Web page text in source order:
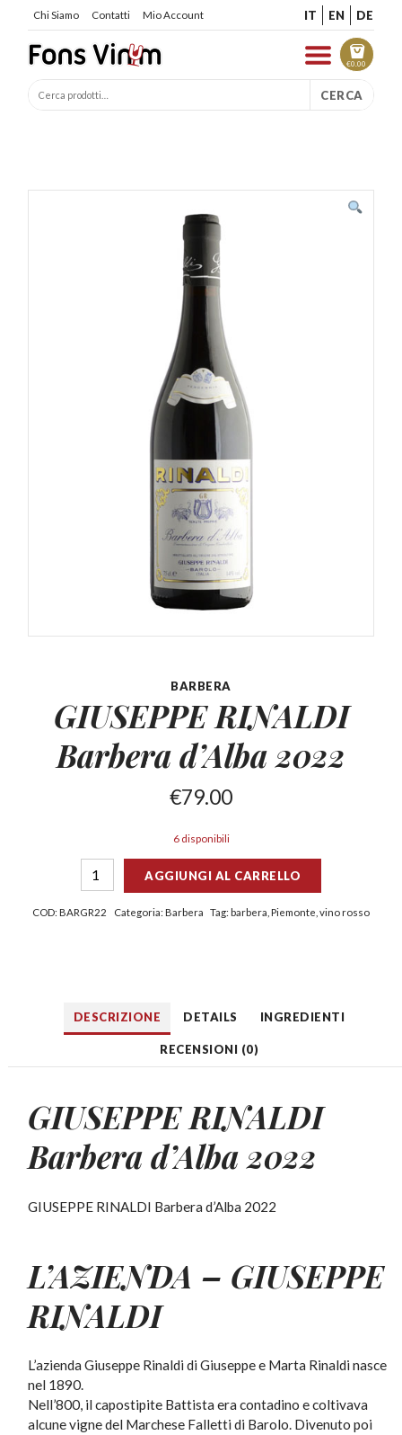
Chi Siamo Contatti Mio Account IT EN DE
€0.00
CERCA
BARBERA
GIUSEPPE RINALDI
Barberad’Alba 2022
€79.00
6 disponibili
AGGIUNGI AL CARRELLO
COD: BARGR22 Categoria: Barbera Tag: barbera Piemonte vino rosso
DESCRIZIONE DETAILS INGREDIENTI
RECENSIONI (0)
GIUSEPPE RINALDI
Barbera d’Alba 2022
GIUSEPPE RINALDI Barbera d’Alba 2022
L’AZIENDA – GIUSEPPE
RINALDI
L’azienda Giuseppe Rinaldi di Giuseppe e Marta Rinaldi nasce
nel 1890.
Nell’800, il capostipite Battista era contadino e coltivava
alcune vigne del Marchese Falletti di Barolo. Divenuto poi